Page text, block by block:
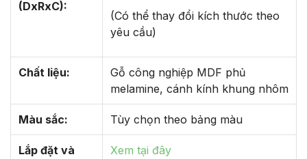
(DxRxC):
(Có thể thay đổi kích thước theo
yêu cầu)
Chất liệu:
Gỗ công nghiệp MDF phủ
melamine, cánh kính khung nhôm
Màu sắc: Tùy chọn theo bảng màu
Lắp đặt và
Xem tại đây